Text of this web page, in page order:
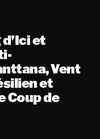
et
Vent
et
Coup de